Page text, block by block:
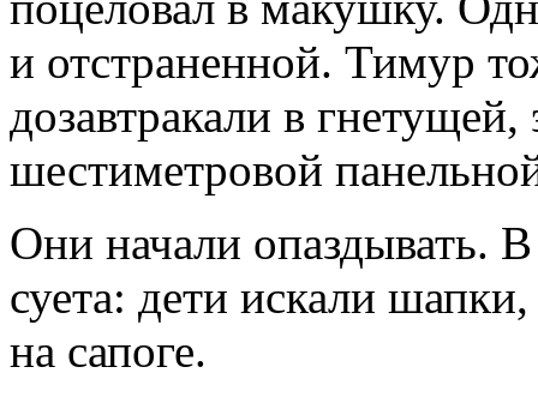
и отстраненной. Тимур
дозавтракали в
шестиметровой
Они начали опаздывать.
суета: дети искали
на сапоге.